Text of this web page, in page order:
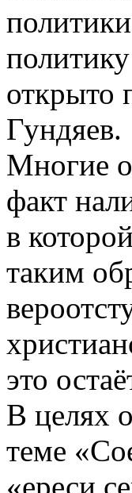
открыто
Гундяев.
Многие
факт
в
таким
это
В целях
теме
«ереси